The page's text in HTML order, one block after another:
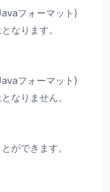
フォーマット)
なります。
フォーマット)
なりません。
ができます。